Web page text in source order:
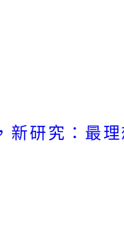
新研究：最